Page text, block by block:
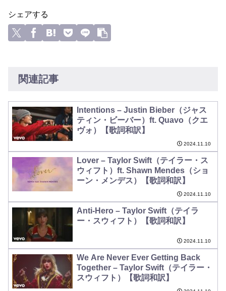
シェアする
関連記事
Intentions – Justin Bieber（ジャス
ティン・ビーバー）ft. Quavo（クエ
ヴォ）【歌詞和訳】
2024.11.10
Lover – Taylor Swift（テイラー・ス
ウィフト）ft. Shawn Mendes（ショ
ーン・メンデス）【歌詞和訳】
2024.11.10
Anti-Hero – Taylor Swift（テイラ
ー・スウィフト）【歌詞和訳】
2024.11.10
We Are Never Ever Getting Back
Together – Taylor Swift（テイラー・
スウィフト）【歌詞和訳】